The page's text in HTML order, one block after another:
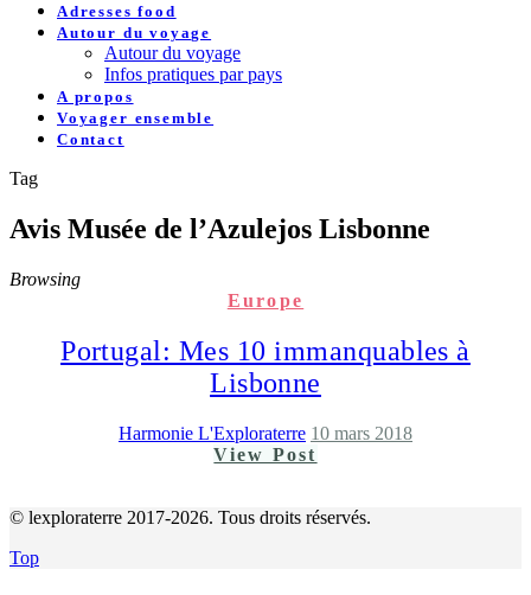
Adresses food
Autour du voyage
Autour du voyage
Infos pratiques par pays
A propos
Voyager ensemble
Contact
Tag
Avis Musée de l’Azulejos Lisbonne
Browsing
Europe
Portugal: Mes 10 immanquables à
Lisbonne
Harmonie L'Exploraterre 10 mars 2018
View Post
© lexploraterre 2017-2026. Tous droits réservés.
Top